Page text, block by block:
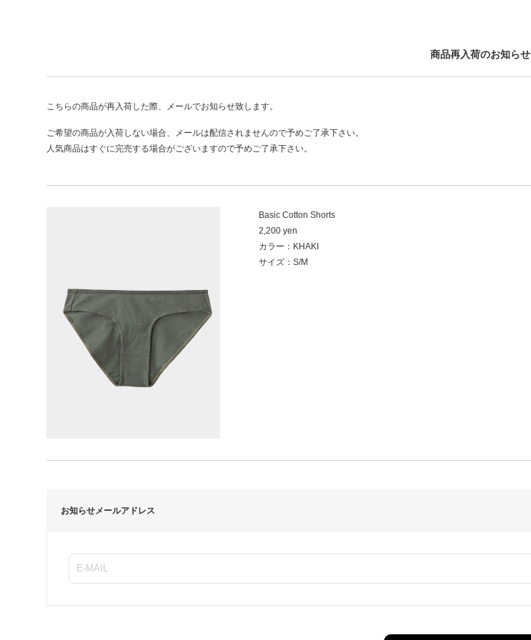
商品再入荷のお知らせ
こちらの商品が再入荷した際、メールでお知らせ致します。
ご希望の商品が入荷しない場合、メールは配信されませんので予めご了承下さい。
人気商品はすぐに完売する場合がございますので予めご了承下さい。
Basic Cotton Shorts
2,200 yen
カラー：KHAKI
サイズ：S/M
お知らせメールアドレス